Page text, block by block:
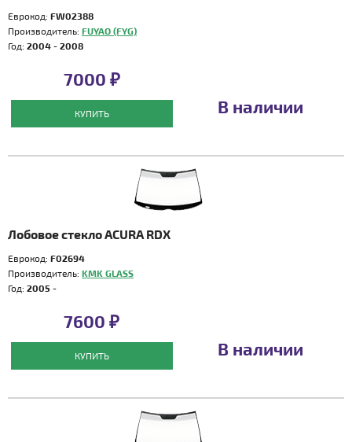
Еврокод: FW02388
Производитель: FUYAO (FYG)
Год: 2004 - 2008
7000 ₽
КУПИТЬ В наличии
Лобовое стекло ACURA RDX
Еврокод: F02694
Производитель: KMK GLASS
Год: 2005 -
7600 ₽
КУПИТЬ В наличии